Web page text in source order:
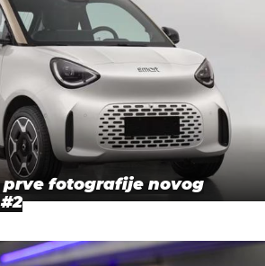
prve fotografije novog